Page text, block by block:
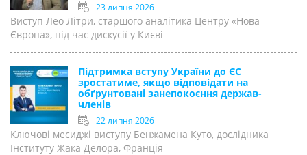
23 липня 2026
Виступ Лео Літри, старшого аналітика Центру «Нова
Європа», під час дискусії у Києві
Підтримка вступу України до ЄС
зростатиме, якщо відповідати на
обґрунтовані занепокоєння держав-
членів
22 липня 2026
Ключові месиджі виступу Бенжамена Куто, дослідника
Інституту Жака Делора, Франція